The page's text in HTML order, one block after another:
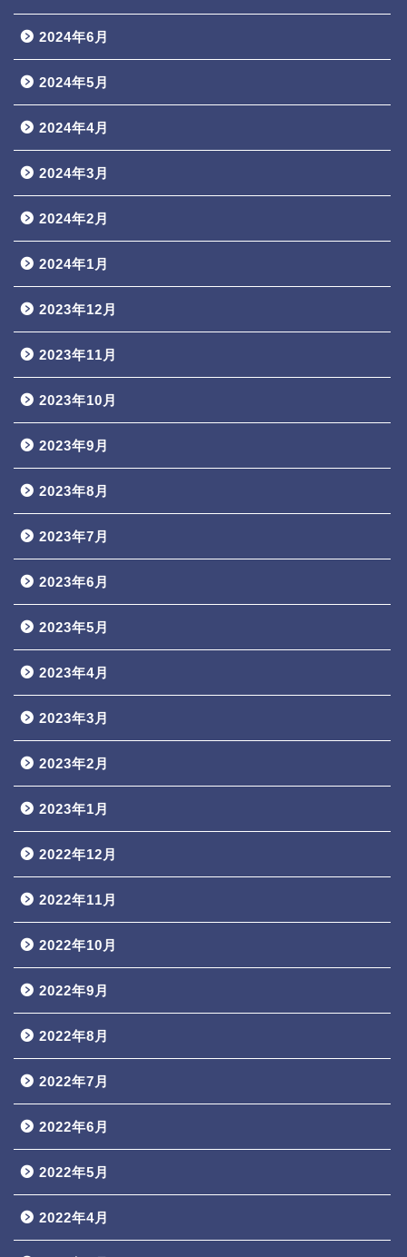
2024年6月
2024年5月
2024年4月
2024年3月
2024年2月
2024年1月
2023年12月
2023年11月
2023年10月
2023年9月
2023年8月
2023年7月
2023年6月
2023年5月
2023年4月
2023年3月
2023年2月
2023年1月
2022年12月
2022年11月
2022年10月
2022年9月
2022年8月
2022年7月
2022年6月
2022年5月
2022年4月